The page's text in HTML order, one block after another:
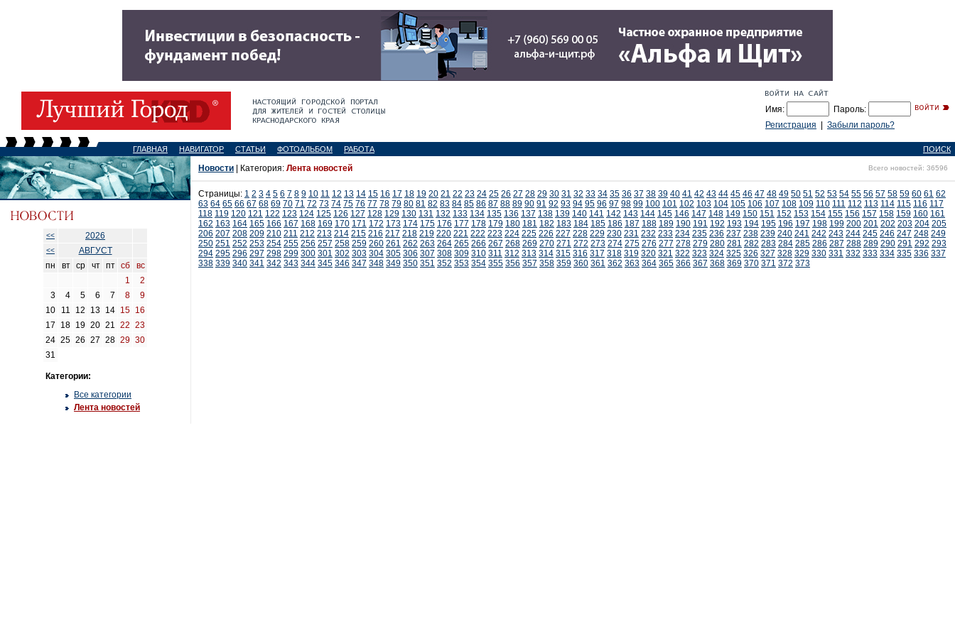
Имя:
Пароль:
Регистрация
Забыли пароль?
ГЛАВНАЯ НАВИГАТОР СТАТЬИ ФОТОАЛЬБОМ РАБОТА ПОИСК
<< 2026
<<
АВГУСТ
пн
вт ср чт пт сб
вс
1
2
3
4 5 6 7 8
9
10
11 12 13 14 15 16
17
18 19 20 21 22 23
24 25 26 27 28 29 30
31
Категории:
Все категории
Лента новостей
Новости | Категория: Лента новостей Всего новостей: 36596
Страницы: 1 2 3 4 5 6 7 8 9 10 11 12 13 14 15 16 17 18 19 20 21 22 23 24 25 26 27 28 29 30 31 32 33 34 35 36 37 38 39 40 41 42 43 44 45 46 47 48 49 50 51 52 53 54 55 56 57 58 59 60 61 62
63 64 65 66 67 68 69 70 71 72 73 74 75 76 77 78 79 80 81 82 83 84 85 86 87 88 89 90 91 92 93 94 95 96 97 98 99 100 101 102 103 104 105 106 107 108 109 110 111 112 113 114 115 116 117
118 119 120 121 122 123 124 125 126 127 128 129 130 131 132 133 134 135 136 137 138 139 140 141 142 143 144 145 146 147 148 149 150 151 152 153 154 155 156 157 158 159 160 161
162 163 164 165 166 167 168 169 170 171 172 173 174 175 176 177 178 179 180 181 182 183 184 185 186 187 188 189 190 191 192 193 194 195 196 197 198 199 200 201 202 203 204 205
206 207 208 209 210 211 212 213 214 215 216 217 218 219 220 221 222 223 224 225 226 227 228 229 230 231 232 233 234 235 236 237 238 239 240 241 242 243 244 245 246 247 248 249
250 251 252 253 254 255 256 257 258 259 260 261 262 263 264 265 266 267 268 269 270 271 272 273 274 275 276 277 278 279 280 281 282 283 284 285 286 287 288 289 290 291 292 293
294 295 296 297 298 299 300 301 302 303 304 305 306 307 308 309 310 311 312 313 314 315 316 317 318 319 320 321 322 323 324 325 326 327 328 329 330 331 332 333 334 335 336 337
338 339 340 341 342 343 344 345 346 347 348 349 350 351 352 353 354 355 356 357 358 359 360 361 362 363 364 365 366 367 368 369 370 371 372 373